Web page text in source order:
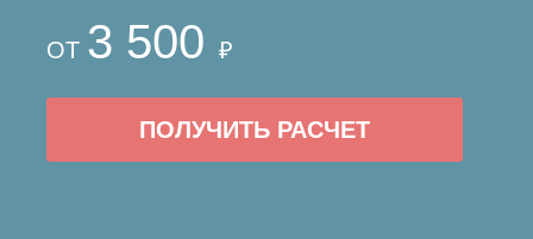
ОТ 3 500 ₽
ПОЛУЧИТЬ РАСЧЕТ